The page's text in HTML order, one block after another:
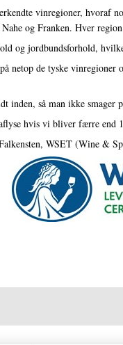
vinregioner, hvoraf
og Franken. Hver
og jordbundsforhold,
netop de tyske
inden, så man ikke smager
hvis vi bliver færre end
WSET (Wine &